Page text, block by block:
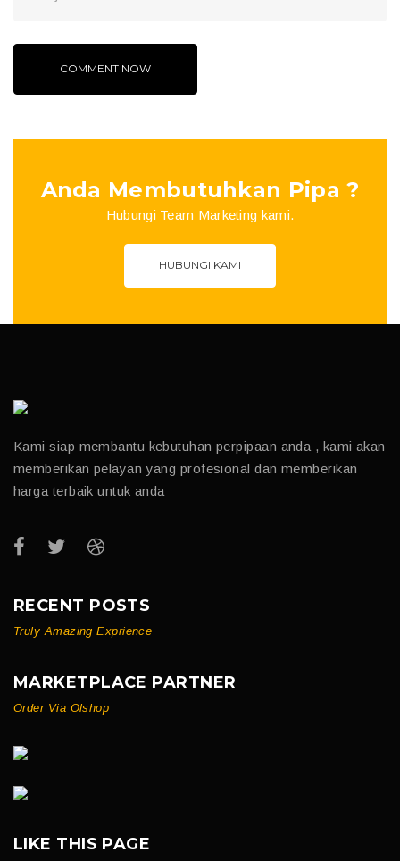
Anda Membutuhkan Pipa ?
Hubungi Team Marketing kami.
HUBUNGI KAMI
Kami siap membantu kebutuhan perpipaan anda , kami akan
memberikan pelayan yang profesional dan memberikan
harga terbaik untuk anda
RECENT POSTS
Truly Amazing Exprience
MARKETPLACE PARTNER
Order Via Olshop
LIKE THIS PAGE